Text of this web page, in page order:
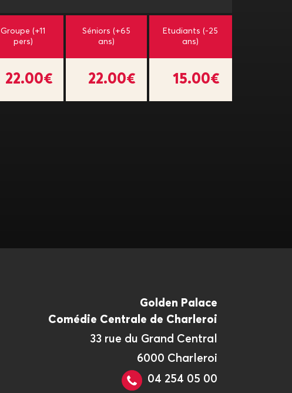
Groupe (+11
pers)
22.00€
Séniors (+65
ans)
22.00€
Etudiants (-25
ans)
15.00€
Golden Palace
Comédie Centrale de Charleroi
33 rue du Grand Central
6000 Charleroi
04 254 05 00